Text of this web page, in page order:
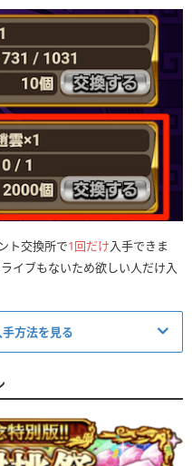
ト交換所で1回だけ入手できま
イブもないため欲しい人だけ入
方法を見る